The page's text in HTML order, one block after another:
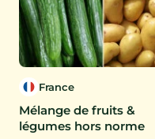
France
Mélange de fruits &
légumes hors norme